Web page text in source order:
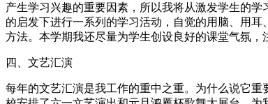
产生学习兴趣的重要因素，所以我将从激发学生的
的启发下进行一系列的学习活动，自觉的用脑、用
方法。本学期我还尽量为学生创设良好的课堂气氛
四、文艺汇演
每年的文艺汇演是我工作的重中之重。为什么说它